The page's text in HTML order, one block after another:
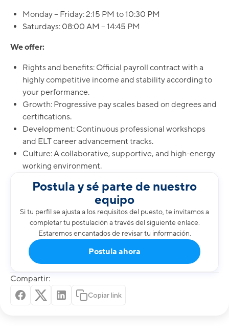
Monday – Friday: 2:15 PM to 10:30 PM
Saturdays: 08:00 AM – 14:45 PM
We offer:
Rights and benefits: Official payroll contract with a
highly competitive income and stability according to
your performance.
Growth: Progressive pay scales based on degrees and
certifications.
Development: Continuous professional workshops
and ELT career advancement tracks.
Culture: A collaborative, supportive, and high-energy
working environment.
Postula y sé parte de nuestro
equipo
Si tu perfil se ajusta a los requisitos del puesto, te invitamos a
completar tu postulación a través del siguiente enlace.
Estaremos encantados de revisar tu información.
Postula ahora
Compartir:
Copiar link